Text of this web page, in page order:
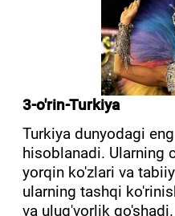
3-o'rin-Turkiya
Turkiya dunyodagi
hisoblanadi. Ularning
yorqin ko'zlari va
ularning tashqi
va ulug'vorlik qo'shadi.